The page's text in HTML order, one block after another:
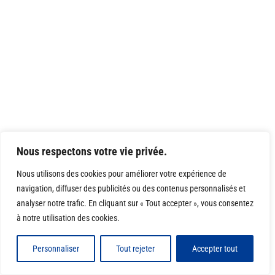
Nous respectons votre vie privée.
Nous utilisons des cookies pour améliorer votre expérience de
navigation, diffuser des publicités ou des contenus personnalisés et
analyser notre trafic. En cliquant sur « Tout accepter », vous consentez
à notre utilisation des cookies.
Personnaliser Tout rejeter Accepter tout